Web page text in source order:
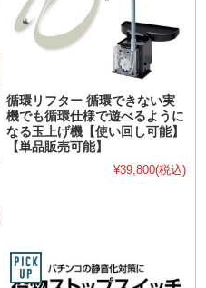
循環リフター 循環できない実
機でも循環仕様で遊べるように
なる玉上げ機【使い回し可能】
【単品販売可能】
¥39,800(税込)